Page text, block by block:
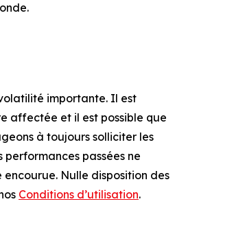
importante. Il est
affectée et il est possible que
à toujours solliciter les
passées ne
Nulle disposition des
Conditions d’utilisation.